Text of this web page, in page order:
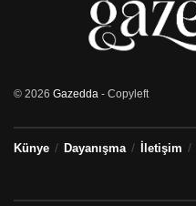
© 2026 Gazedda - Copyleft
Künye Dayanışma İletişim